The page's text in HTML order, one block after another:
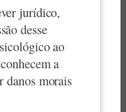
jurídico,
desse
ao
a
danos morais